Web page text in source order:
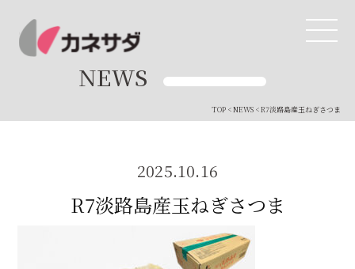
TOP
生産体制
美味しい安心
商品・開発
NEWS
TOP<NEWS< R7淡路島産玉ねぎさつま
2025.10.16
R7淡路島産玉ねぎさつま